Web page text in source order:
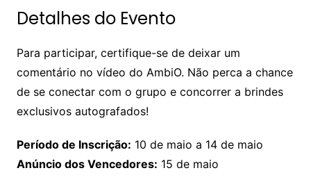
Detalhes do Evento
Para participar, certifique-se de deixar um
comentário no vídeo do AmbiO. Não perca a chance
de se conectar com o grupo e concorrer a brindes
exclusivos autografados!
Período de Inscrição: 10 de maio a 14 de maio
Anúncio dos Vencedores: 15 de maio